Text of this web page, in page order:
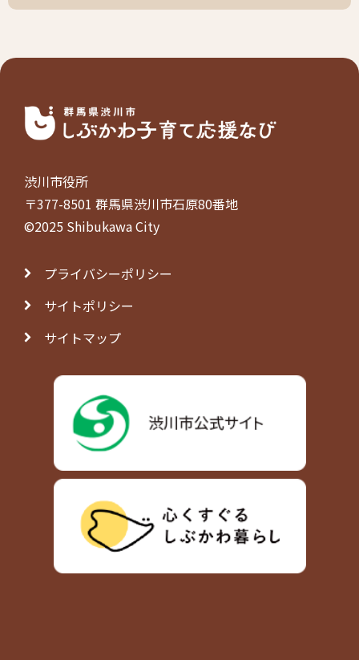
渋川市役所
〒377-8501 群馬県渋川市石原80番地
©2025 Shibukawa City
プライバシーポリシー
サイトポリシー
サイトマップ